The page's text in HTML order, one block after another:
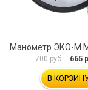
700 руб. 665
В